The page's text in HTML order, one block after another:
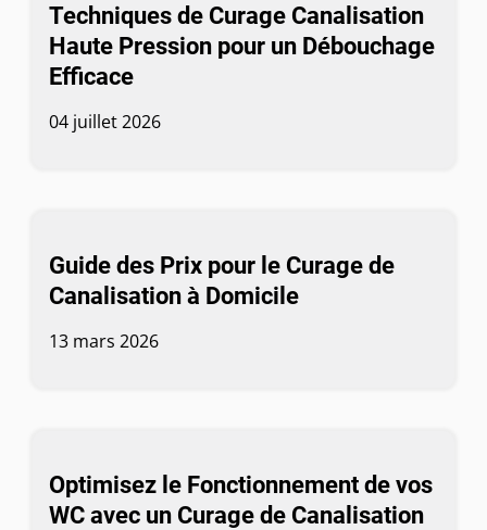
Techniques de Curage Canalisation
Haute Pression pour un Débouchage
Efficace
04 juillet 2026
Guide des Prix pour le Curage de
Canalisation à Domicile
13 mars 2026
Optimisez le Fonctionnement de vos
WC avec un Curage de Canalisation